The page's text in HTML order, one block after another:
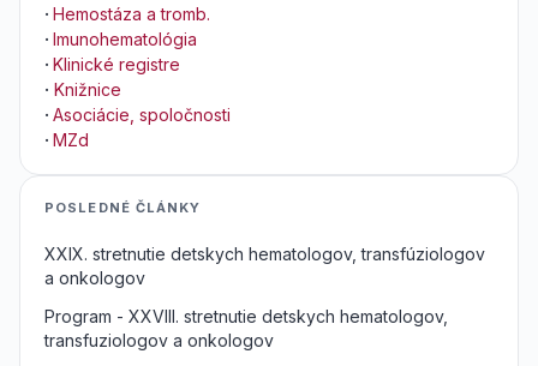
· Hemostáza a tromb.
· Imunohematológia
· Klinické registre
· Knižnice
· Asociácie, spoločnosti
· MZd
POSLEDNÉ ČLÁNKY
XXIX. stretnutie detskych hematologov, transfúziologov
a onkologov
Program - XXVIII. stretnutie detskych hematologov,
transfuziologov a onkologov